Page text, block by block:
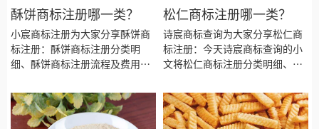
酥饼商标注册哪一类？
小宸商标注册为大家分享酥饼商
标注册：酥饼商标注册分类明
细、酥饼商标注册流程及费用、
册资料和商标注册证书有效期等
资料整理出来。
松仁商标注册哪一类？
诗宸商标查询为大家分享松仁商
标注册：今天诗宸商标查询的小
文将松仁商标注册分类明细、商
久、商标注册资料和商标注册证
书有效期等资料整理出来。